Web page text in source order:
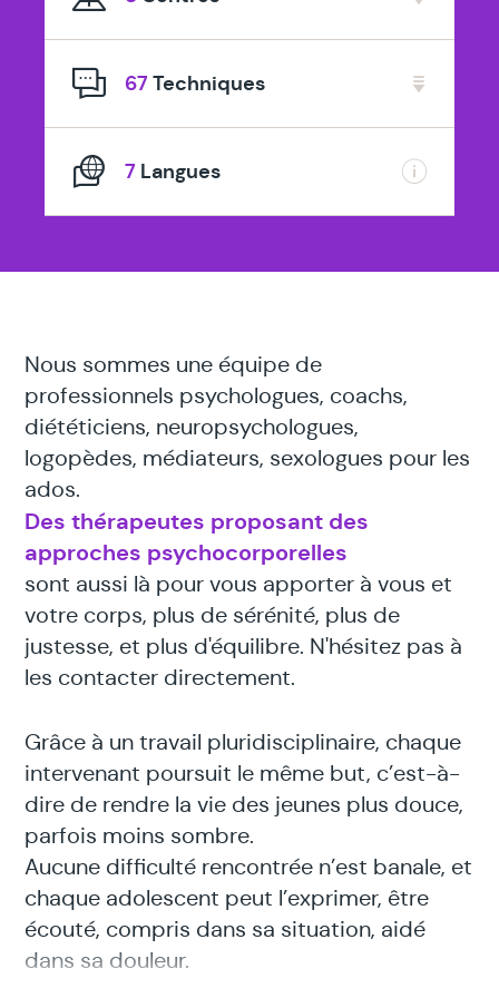
en
67 Techniques
7 Langues
Nous sommes une équipe de
professionnels psychologues, coachs,
diététiciens, neuropsychologues,
logopèdes, médiateurs, sexologues pour les
ados.
Des thérapeutes proposant des
approches psychocorporelles
sont aussi là pour vous apporter à vous et
votre corps, plus de sérénité, plus de
justesse, et plus d'équilibre. N'hésitez pas à
les contacter directement.
Grâce à un travail pluridisciplinaire, chaque
intervenant poursuit le même but, c’est-à-
dire de rendre la vie des jeunes plus douce,
parfois moins sombre.
Aucune difficulté rencontrée n’est banale, et
chaque adolescent peut l’exprimer, être
écouté, compris dans sa situation, aidé
dans sa douleur.